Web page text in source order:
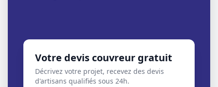
Votre devis couvreur gratuit
Décrivez votre projet, recevez des devis
d'artisans qualifiés sous 24h.